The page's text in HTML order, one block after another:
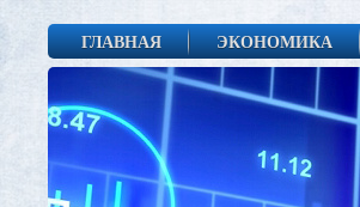
ГЛАВНАЯ ЭКОНОМИКА